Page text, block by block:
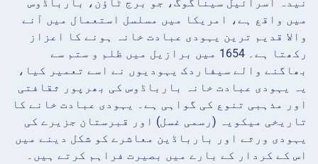
میں واقع ہے، امریکا میں مسلسل استعمال میں آنے
والا قدیم ترین یہودی عبادت خانہ ہونے کا اعزاز
رکھتا ہے۔ 1654 میں برازیل میں ظلم و ستم سے
بھاگنے والے سیفاردک یہودیوں نے اسے تعمیر کیا،
یہ یہودی عبادت خانہ بارباڈوس کی بھرپور ثقافتی
اور مذہبی تنوع کی گواہی ہے۔ یہودی عبادت خانے کا
تاریخی میکویہ (رسمی غسل) اور قبرستان جزیرے کی
یہودی ورثے اور بارباڈین معاشرے کو شکل دینے میں
اس کے کردار کے بارے میں بصیرت فراہم کرتے ہیں۔